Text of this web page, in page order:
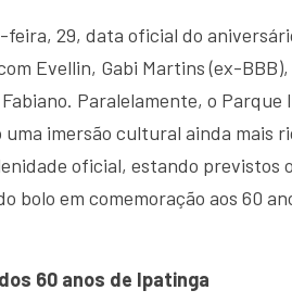
29, data oficial do
Evellin, Gabi Martins (ex-
Paralelamente, o
imersão cultural ainda mais
oficial, estando previstos
bolo em comemoração aos 60
60 anos de Ipatinga